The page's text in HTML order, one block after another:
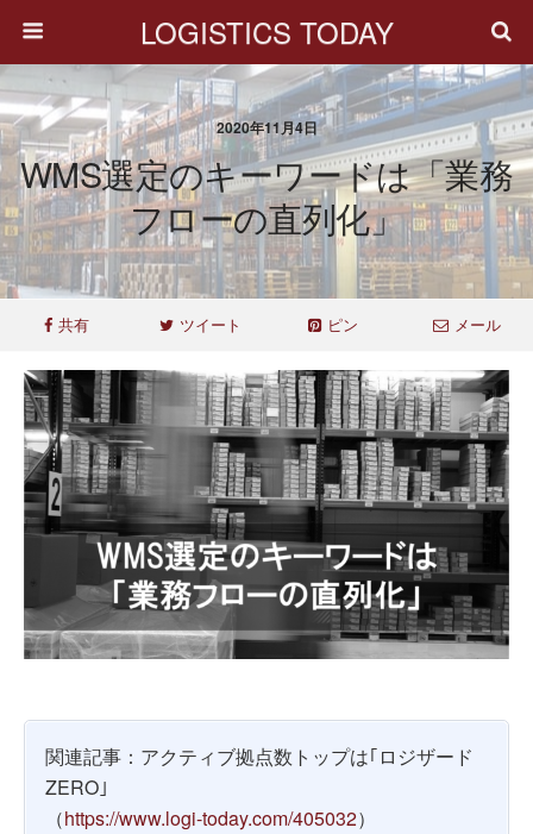
LOGISTICS TODAY
2020年11月4日
WMS選定のキーワードは「業務
フローの直列化」
共有 ツイート ピン メール
関連記事：アクティブ拠点数トップは｢ロジザード
ZERO｣
（https://www.logi-today.com/405032）